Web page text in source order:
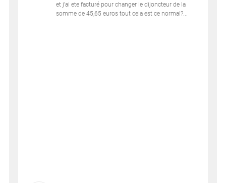
et j'ai ete facturé pour changer le dijoncteur de la
somme de 45,65 euros tout cela est ce normal?...